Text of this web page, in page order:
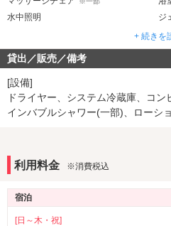
水中照明
ジ
ド
音響・映像・通信
カラオケ
VOD
Wi-
Android充電器
アメニティ
ヘアアイロン
部屋タイプ
和室 ※一部
+ 続きを
貸出／販売／備考
[設備]
ドライヤー、システム冷蔵庫、コ
インバブルシャワー(一部)、ローシ
利用料金 ※消費税込
宿泊
[日～木・祝]